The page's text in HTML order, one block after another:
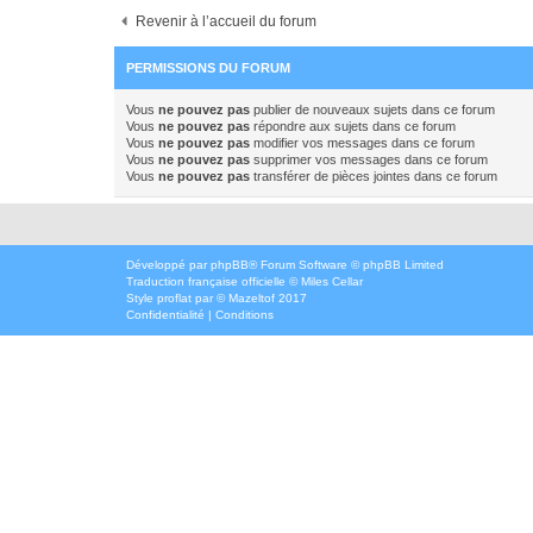
Revenir à l’accueil du forum
PERMISSIONS DU FORUM
Vous ne pouvez pas publier de nouveaux sujets dans ce forum
Vous ne pouvez pas répondre aux sujets dans ce forum
Vous ne pouvez pas modifier vos messages dans ce forum
Vous ne pouvez pas supprimer vos messages dans ce forum
Vous ne pouvez pas transférer de pièces jointes dans ce forum
Développé par phpBB® Forum Software © phpBB Limited
Traduction française officielle ©Miles Cellar
Style proflat par ©Mazeltof 2017
Confidentialité | Conditions